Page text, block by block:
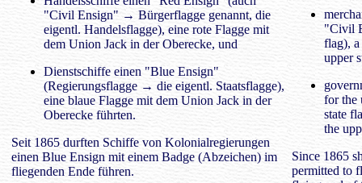
"Civil Ensign" → Bürgerflagge genannt, die
eigentl. Handelsflagge), eine rote Flagge mit
dem Union Jack in der Oberecke, und
Dienstschiffe einen "Blue Ensign"
(Regierungsflagge → die eigentl. Staatsflagge),
eine blaue Flagge mit dem Union Jack in der
Oberecke führten.
Seit 1865 durften Schiffe von Kolonialregierungen
einen Blue Ensign mit einem Badge (Abzeichen) im
fliegenden Ende führen.
"Civil
flag),
upper
for the
state
the
Since 1865
permitted to